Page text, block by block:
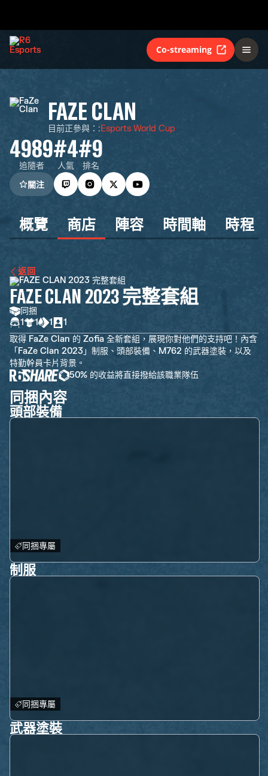
Co-streaming
FAZE CLAN
目前正參與： :Esports World Cup
4989
追隨者
#4
人氣
#9
排名
關注
概覽 商店 陣容 時間軸 時程
返回
FAZE CLAN 2023 完整套組
同捆
1
1 1
1
取得 FaZe Clan 的 Zofia 全新套組，展現你對他們的支持吧！內含
「FaZe Clan 2023」制服、頭部裝備、M762 的武器塗裝，以及
特勤幹員卡片背景。
50% 的收益將直接撥給該職業隊伍
同捆內容
頭部裝備
同捆專屬
制服
同捆專屬
武器塗裝